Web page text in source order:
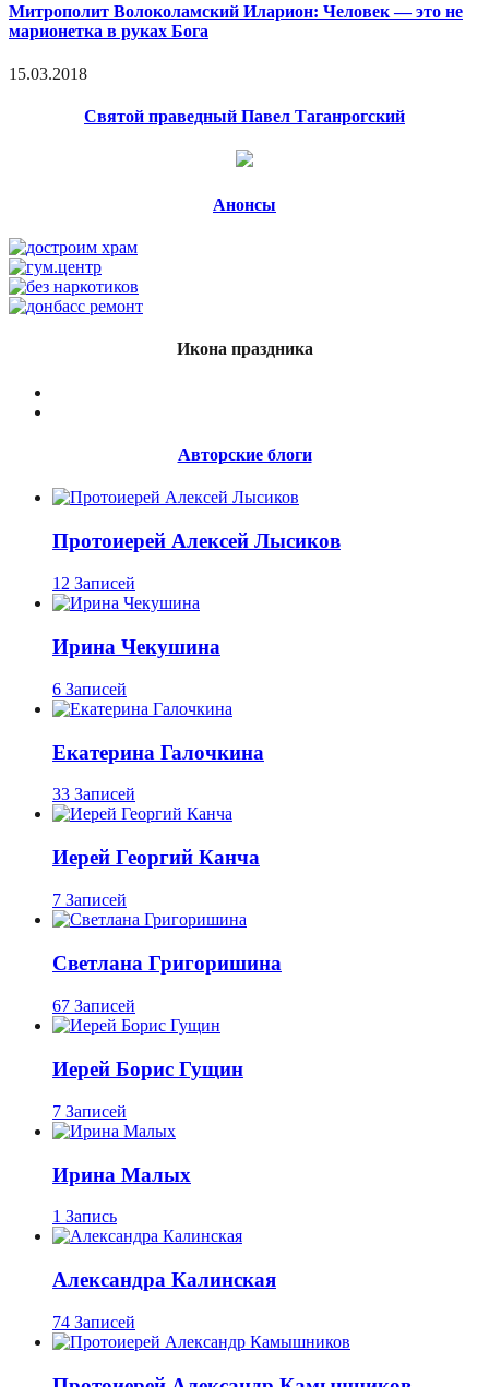
Митрополит Волоколамский Иларион: Человек — это не
марионетка в руках Бога
15.03.2018
Святой праведный Павел Таганрогский
Анонсы
Икона праздника
Авторские блоги
Протоиерей Алексей Лысиков
12 Записей
Ирина Чекушина
6 Записей
Екатерина Галочкина
33 Записей
Иерей Георгий Канча
7 Записей
Светлана Григоришина
67 Записей
Иерей Борис Гущин
7 Записей
Ирина Малых
1 Запись
Александра Калинская
74 Записей